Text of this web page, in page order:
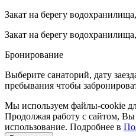
Закат на берегу
Закат на берегу
Бронирование
Выберите санаторий, дату
пребывания чтобы
Мы используем файлы-cookie
Продолжая работу с сайтом, Вы
использование. Подробнее в